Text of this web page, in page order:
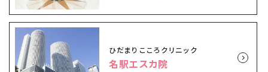
ひだまりこころクリニック
名駅エスカ院